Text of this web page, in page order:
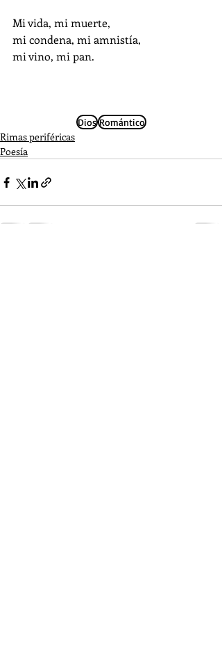
Mi vida, mi muerte,
mi condena, mi amnistía,
mi vino, mi pan.
Dios Romántico
Rimas periféricas
Poesía